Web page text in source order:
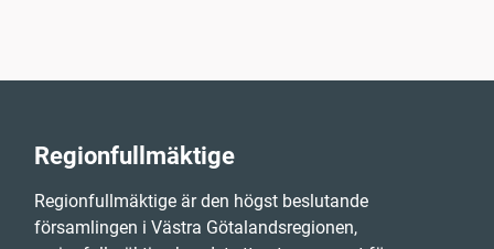
Regionfullmäktige
Regionfullmäktige är den högst beslutande
församlingen i Västra Götalandsregionen,